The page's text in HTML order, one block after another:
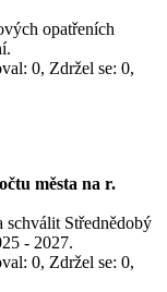
opatřeních
0, Zdržel se: 0,
města na r.
schválit Střednědobý
- 2027.
0, Zdržel se: 0,